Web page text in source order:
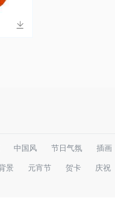
中国风 节日气氛 插画
景 元宵节 贺卡 庆祝